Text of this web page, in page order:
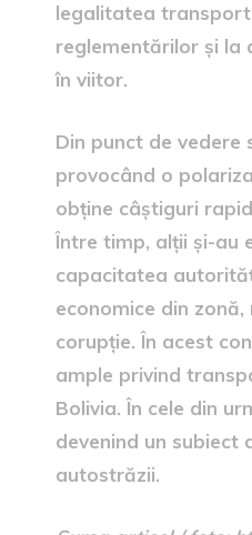
legalitatea
reglementărilor și la
în viitor.
Din punct de
provocând o
obține câștiguri
Între timp, alții și-au
capacitatea
economice din
corupție. În acest
ample privind
Bolivia. În cele din
devenind un subiect
autostrăzii.